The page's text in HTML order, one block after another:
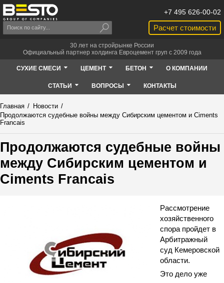
Расчет стоимости
+7 495 626-00-02
30 лет на стройрынке России
Официальный партнер холдинга Евроцемент груп с 2009 года
СУХИЕ СМЕСИ ЦЕМЕНТ БЕТОН О КОМПАНИИ
СТАТЬИ ВОПРОСЫ КОНТАКТЫ
Главная / Новости /
Продолжаются судебные войны между Сибирским цементом и Ciments
Francais
Продолжаются судебные войны
между Сибирским цементом и
Ciments Francais
Рассмотрение
хозяйственного
спора пройдет в
Арбитражный
суд Кемеровской
области.
Это дело уже